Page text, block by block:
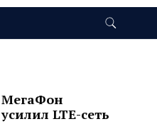
МегаФон
усилил LTE-сеть